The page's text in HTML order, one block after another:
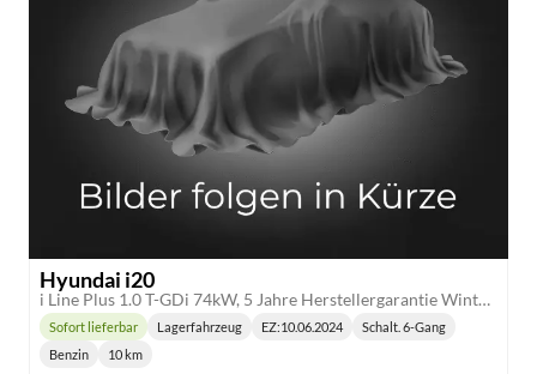
Hyundai i20
i Line Plus 1.0 T-GDi 74kW, 5 Jahre Herstellergarantie Winter-Paket, Lederlenkrad, Digitales Cockpit, 8" Infotainmentsystem, AppleCarPlay&Android Auto, Radio DAB, Rückfahrkamera, Tempomat, 16"-Leichtmetallfelgen, uvm.
Lieferzeit:
Sofort lieferbar Lagerfahrzeug EZ:10.06.2024
Getriebe:
Schalt. 6-Gang
Kraftstoff:
Benzin
Kilometerstand:
10 km